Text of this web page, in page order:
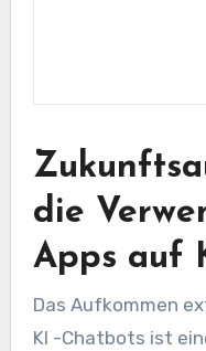
die
Apps auf
Das Aufkommen
KI -Chatbots ist